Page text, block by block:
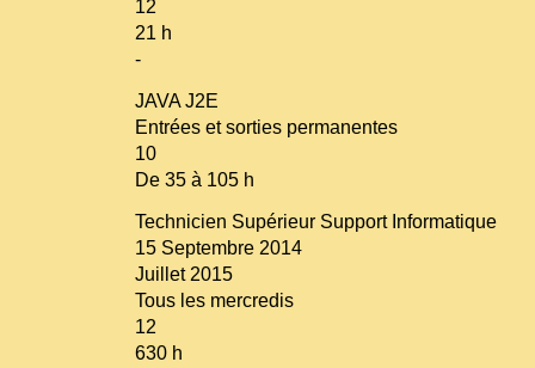
12
21 h
-
JAVA J2E
Entrées et sorties permanentes
10
De 35 à 105 h
Technicien Supérieur Support Informatique
15 Septembre 2014
Juillet 2015
Tous les mercredis
12
630 h